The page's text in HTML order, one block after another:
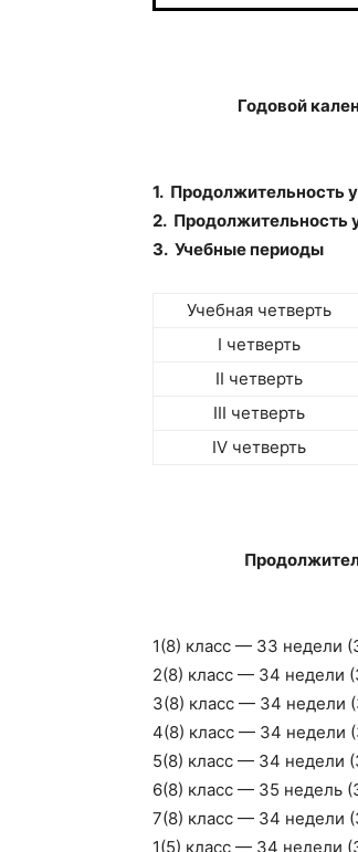
Годовой
1. Продолжительность
2. Продолжительность
3. Учебные периоды
Учебная четверть
I четверть
II четверть
III четверть
IV четверть
1(8) класс — 33 недели
2(8) класс — 34 недели
3(8) класс — 34 недели
4(8) класс — 34 недели
5(8) класс — 34 недели
6(8) класс — 35 недель
7(8) класс — 34 недели
1(5) класс — 34 недели